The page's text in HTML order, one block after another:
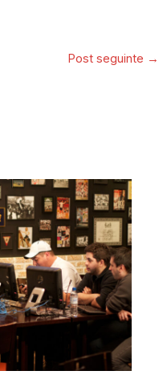
Post seguinte →